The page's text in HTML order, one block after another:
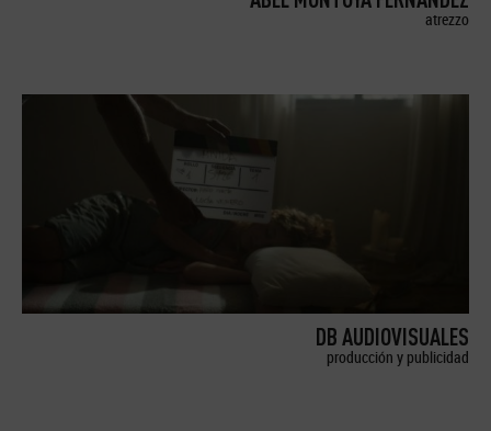
atrezzo
DB AUDIOVISUALES
producción y publicidad